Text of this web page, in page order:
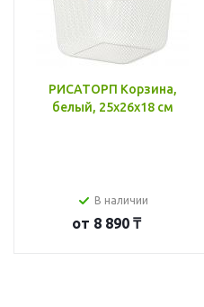
РИСАТОРП Корзина,
белый, 25x26x18 см
В наличии
от 8 890 ₸